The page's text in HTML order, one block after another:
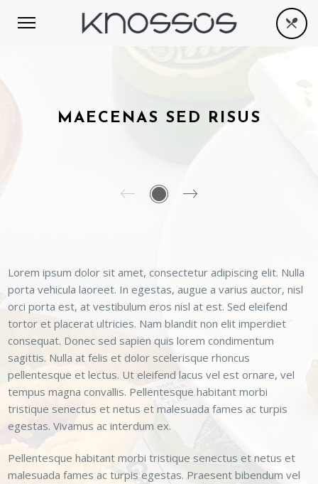
MAECENAS SED RISUS
Lorem ipsum dolor sit amet, consectetur adipiscing elit. Nulla
porta vehicula laoreet. In egestas, augue a varius auctor, nisl
orci porta est, at vestibulum eros nisl at est. Sed eleifend
tortor et placerat ultricies. Nam blandit non elit imperdiet
consequat. Donec sed sapien quis lorem condimentum
sagittis. Nulla at felis et dolor scelerisque rhoncus
pellentesque et lectus. Ut eleifend lacus vel est ornare, vel
tempus magna convallis. Pellentesque habitant morbi
tristique senectus et netus et malesuada fames ac turpis
egestas. Vivamus ac interdum ex.
Pellentesque habitant morbi tristique senectus et netus et
malesuada fames ac turpis egestas. Praesent bibendum vel